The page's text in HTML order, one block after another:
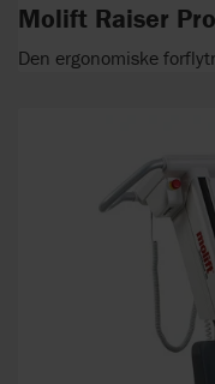
Molift Raiser
Den ergonomiske